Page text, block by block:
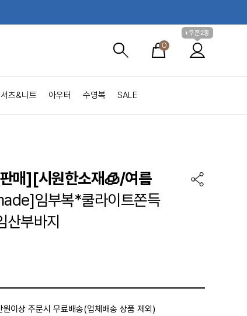
0
+쿠폰2종
셔츠&니트 아우터 수영복 SALE
매][시원한소재🧊/여름
임부복*쿨라이트쫀득
산부바지
원이상 주문시 무료배송(업체배송 상품 제외)